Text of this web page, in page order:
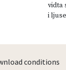
vidta
i
conditions